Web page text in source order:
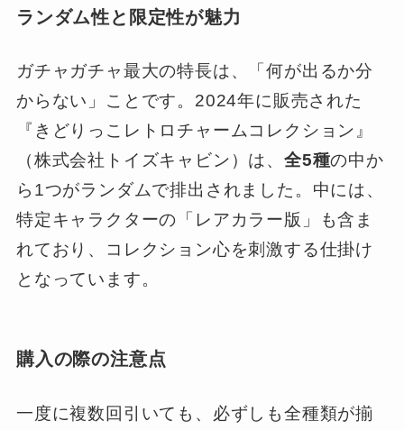
ランダム性と限定性が魅力
ガチャガチャ最大の特長は、「何が出るか分
からない」ことです。2024年に販売された
『きどりっこレトロチャームコレクション』
（株式会社トイズキャビン）は、全5種の中か
ら1つがランダムで排出されました。中には、
特定キャラクターの「レアカラー版」も含ま
れており、コレクション心を刺激する仕掛け
となっています。
購入の際の注意点
一度に複数回引いても、必ずしも全種類が揃